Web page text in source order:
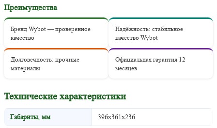
Преимущества
Бренд Wybot — проверенное
качество
Надёжность: стабильное
качество Wybot
Долговечность: прочные
материалы
Официальная гарантия 12
месяцев
Технические характеристики
Габариты, мм 396x361x236